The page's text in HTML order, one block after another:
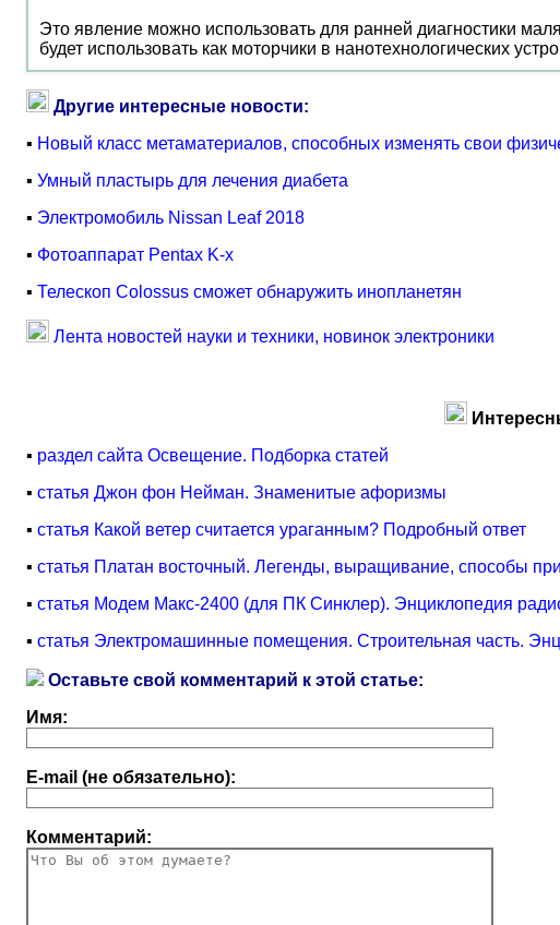
Это явление можно использовать для ранней диагностики
будет использовать как моторчики в нанотехнологических
Другие интересные новости:
▪ Новый класс метаматериалов, способных изменять свои
▪ Умный пластырь для лечения диабета
▪ Электромобиль Nissan Leaf 2018
▪ Фотоаппарат Pentax K-x
▪ Телескоп Colossus сможет обнаружить инопланетян
Лента новостей науки и техники, новинок электроники
▪ раздел сайта Освещение. Подборка статей
▪ статья Джон фон Нейман. Знаменитые афоризмы
▪ статья Какой ветер считается ураганным? Подробный ответ
▪ статья Платан восточный. Легенды, выращивание, способы
▪ статья Модем Макс-2400 (для ПК Синклер). Энциклопедия
▪ статья Электромашинные помещения. Строительная часть.
Оставьте свой комментарий к этой статье:
Имя:
E-mail (не обязательно):
Комментарий: